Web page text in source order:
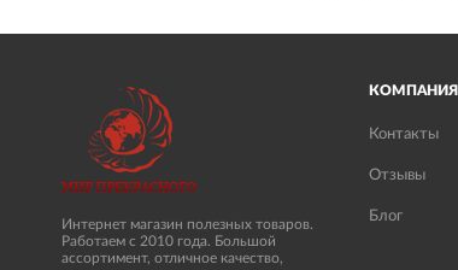
Интернет магазин полезных товаров.
Работаем с 2010 года. Большой
ассортимент, отличное качество,
КОМПАНИЯ
Контакты
Отзывы
Блог